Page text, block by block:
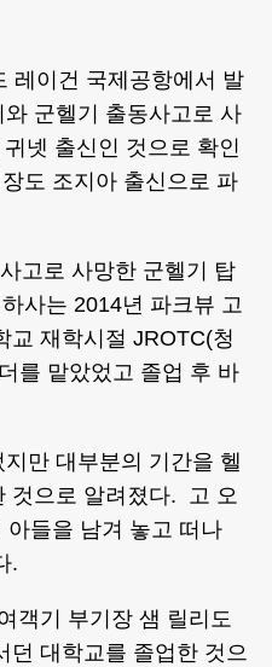
레이건 국제공항에서 발
군헬기 출동사고로 사
넷 출신인 것으로 확인
도 조지아 출신으로 파
고로 사망한 군헬기 탑
사는 2014년 파크뷰 고
교 재학시절 JROTC(청
를 맡았었고 졸업 후 바
만 대부분의 기간을 헬
것으로 알려졌다. 고 오
들을 남겨 놓고 떠나
.
객기 부기장 샘 릴리도
던 대학교를 졸업한 것으